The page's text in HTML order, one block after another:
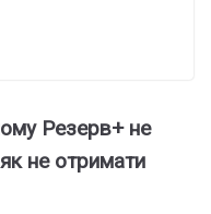
Резерв+ не
не отримати